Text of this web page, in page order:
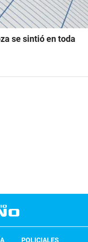
se sintió en toda
POLICIALES